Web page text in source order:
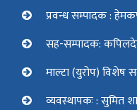
प्रवन्ध सम्पादक :
सह-सम्पादक:
माल्टा (युरोप) विशेष
व्यवस्थापकः : सुमित